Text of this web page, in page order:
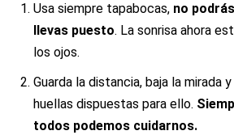
Usa siempre tapabocas, no
llevas puesto. La sonrisa ahora
los ojos.
Guarda la distancia, baja la mirada
huellas dispuestas para ello.
todos podemos cuidarnos.